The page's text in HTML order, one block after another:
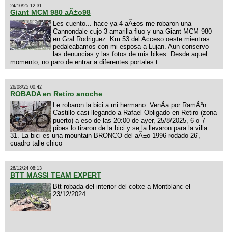
24/10/25 12:31
Giant MCM 980 aÃ±o98
Les cuento... hace ya 4 aÃ±os me robaron una
Cannondale cujo 3 amarilla fluo y una Giant MCM 980
en Gral Rodriguez. Km 53 del Acceso oeste mientras
pedaleabamos con mi esposa a Lujan. Aun conservo
las denuncias y las fotos de mis bikes. Desde aquel
momento, no paro de entrar a diferentes portales t
26/08/25 00:42
ROBADA en Retiro anoche
Le robaron la bici a mi hermano. VenÃ­a por RamÃ³n
Castillo casi llegando a Rafael Obligado en Retiro (zona
puerto) a eso de las 20:00 de ayer, 25/8/2025, 6 o 7
pibes lo tiraron de la bici y se la llevaron para la villa
31. La bici es una mountain BRONCO del aÃ±o 1996 rodado 26',
cuadro talle chico
26/12/24 08:13
BTT MASSI TEAM EXPERT
Btt robada del interior del cotxe a Montblanc el
23/12/2024